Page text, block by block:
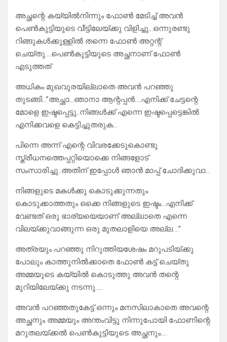
അച്ഛന്റെ കയ്യിൽനിന്നും ഫോൺ മേടിച്ച് അവൻ
പെൺകുട്ടിയുടെ വീട്ടിലേയ്ക്കു വിളിച്ചു…ഒന്നുരണ്ടു
റിങ്ങുകൾക്കുള്ളിൽ തന്നെ ഫോൺ അറ്റന്റ്
ചെയ്തു….പെൺകുട്ടിയുടെ അച്ഛനാണ് ഫോൺ
എടുത്തത്
അധികം മുഖവുരയില്ലാതെ അവൻ പറഞ്ഞു
തുടങ്ങി…”അച്ഛാ…ഞാനാ ആന്റപ്പൻ….എനിക്ക് ചേട്ടന്റെ
മോളെ ഇഷ്ടപ്പെട്ടു..നിങ്ങൾക്ക് എന്നെ ഇഷ്ടപ്പെട്ടെങ്കിൽ
എനിക്കവളെ കെട്ടിച്ചുതരുക…
പിന്നെ അന്ന് എന്റെ വിവരക്കേടുകൊണ്ടു
സ്ത്രീധനത്തെപ്പറ്റിയൊക്കെ നിങ്ങളോട്
സംസാരിച്ചു..അതിന് ഇപ്പോൾ ഞാൻ മാപ്പ് ചോദിക്കുവാ…
നിങ്ങളുടെ മകൾക്കു കൊടുക്കുന്നതും
കൊടുക്കാത്തതും ഒക്കെ നിങ്ങളുടെ ഇഷ്ടം…എനിക്ക്
വേണ്ടത് ഒരു ഭാര്യയെയാണ് അല്ലാതെ എന്നെ
വിലയ്ക്കുവാങ്ങുന്ന ഒരു മുതലാളിയെ അല്ല….”
അത്രയും പറഞ്ഞു നിറുത്തിയശേഷം മറുപടിയ്ക്കു
പോലും കാത്തുനിൽക്കാതെ ഫോൺ കട്ട് ചെയ്തു
അമ്മയുടെ കയ്യിൽ കൊടുത്തു അവൻ തന്റെ
മുറിയിലേയ്ക്കു നടന്നു…..
അവൻ പറഞ്ഞതുകേട്ട് ഒന്നും മനസിലാകാതെ അവന്റെ
അച്ഛനും അമ്മയും അന്തംവിട്ടു നിന്നുപോയി ഫോണിന്റെ
മറുതലയ്ക്കൽ പെൺകുട്ടിയുടെ അച്ഛനും….